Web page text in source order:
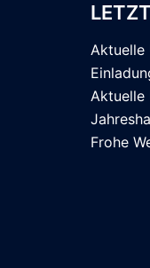
Aktuelle
Aktuelle
Frohe